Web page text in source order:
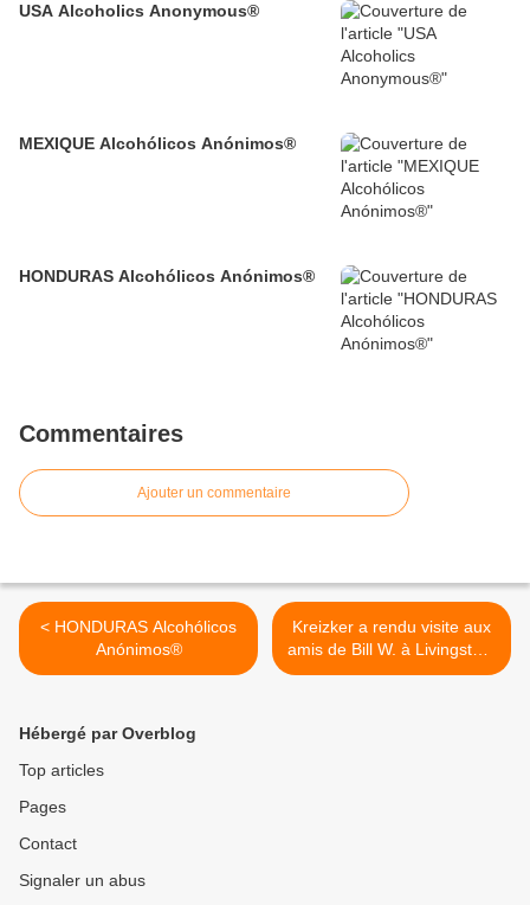
USA Alcoholics Anonymous®
MEXIQUE Alcohólicos Anónimos®
HONDURAS Alcohólicos Anónimos®
Commentaires
Ajouter un commentaire
< HONDURAS Alcohólicos
Anónimos®
Kreizker a rendu visite aux
amis de Bill W. à Livingston,
Texas... >
Hébergé par Overblog
Top articles
Pages
Contact
Signaler un abus